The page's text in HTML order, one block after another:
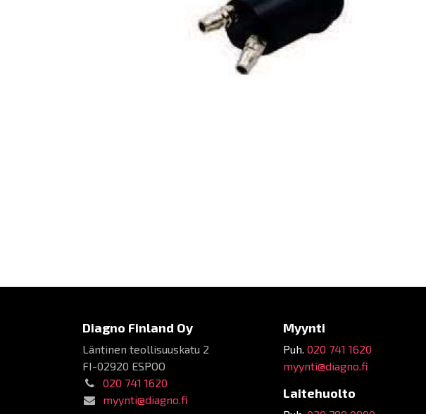
Diagno Finland Oy
Läntinen teollisuuskatu 2
FI-02920 ESPOO
020 741 1620
myynti@diagno.fi
Myynti
Puh. 020 741 1620
myynti@diagno.fi
Laitehuolto